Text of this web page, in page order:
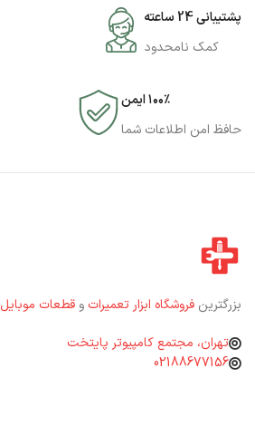
پشتیبانی 24 ساعته
کمک نامحدود
۱۰۰٪ ایمن
حافظ امن اطلاعات شما
بزرگترین فروشگاه ابزار تعمیرات و قطعات موبایل
تهران، مجتمع کامپیوتر پایتخت
02188677156